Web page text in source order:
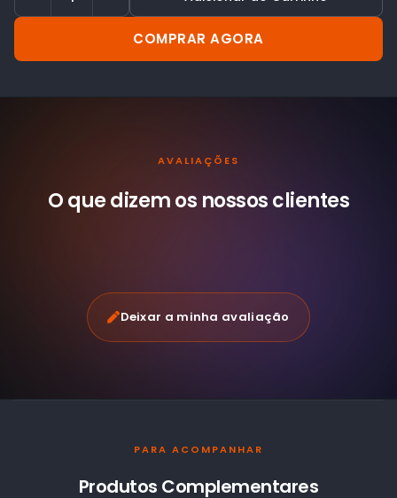
COMPRAR AGORA
AVALIAÇÕES
O que dizem os nossosclientes
Deixar a minha avaliação
PARA ACOMPANHAR
Produtos Complementares